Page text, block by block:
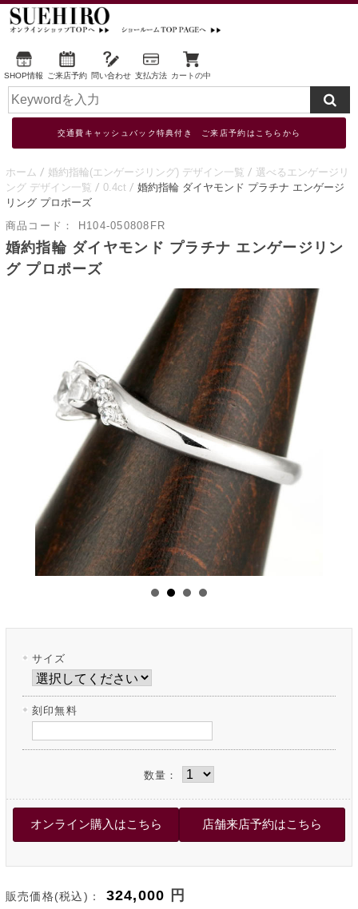
SHOP情報 ご来店予約 問い合わせ 支払方法 カートの中
交通費キャッシュバック特典付き ご来店予約はこちらから
ホーム 婚約指輪(エンゲージリング) デザイン一覧
選べるエンゲージリ
ング デザイン一覧
0.4ct
婚約指輪 ダイヤモンド プラチナ エンゲージ
リング プロポーズ
商品コード：
H104-050808FR
婚約指輪 ダイヤモンド プラチナ エンゲージリン
グ プロポーズ
サイズ
刻印無料
数量：
販売価格(税込)： 324,000 円